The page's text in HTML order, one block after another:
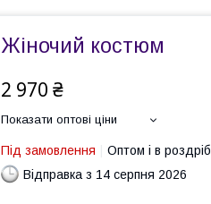
Жіночий костюм
2 970 ₴
Показати оптові ціни
Під замовлення
Оптом і в роздріб
Відправка з 14 серпня 2026